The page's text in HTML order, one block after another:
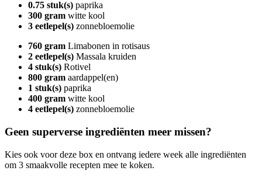
0.75 stuk(s) paprika
300 gram witte kool
3 eetlepel(s) zonnebloemolie
760 gram Limabonen in rotisaus
2 eetlepel(s) Massala kruiden
4 stuk(s) Rotivel
800 gram aardappel(en)
1 stuk(s) paprika
400 gram witte kool
4 eetlepel(s) zonnebloemolie
Geen superverse ingrediënten meer missen?
Kies ook voor deze box en ontvang iedere week alle ingrediënten
om 3 smaakvolle recepten mee te koken.